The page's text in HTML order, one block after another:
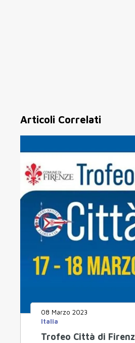
Articoli Correlati
08 Marzo 2023
Italia
Trofeo Città di